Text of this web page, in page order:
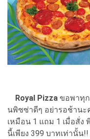
Royal Pizza ขอพาทุ
นพิซซ่าดีๆ อย่ารอช้าน
เหมือน 1 แถม 1 เมื่อสั่ง
นี้เพียง 399 บาทเท่านั้น!!